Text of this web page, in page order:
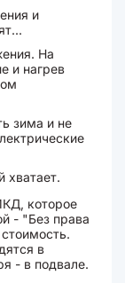
и
На
и нагрев
зима и не
хватает.
которое
- "Без права
в
- в подвале.